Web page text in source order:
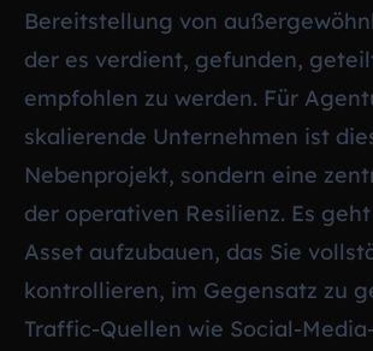
Bereitstellung von
der es verdient, gefunden,
empfohlen zu werden. Für
skalierende Unternehmen ist
Nebenprojekt, sondern eine
der operativen Resilienz. Es
Asset aufzubauen, das Sie
kontrollieren, im Gegensatz zu
Traffic-Quellen wie Social-